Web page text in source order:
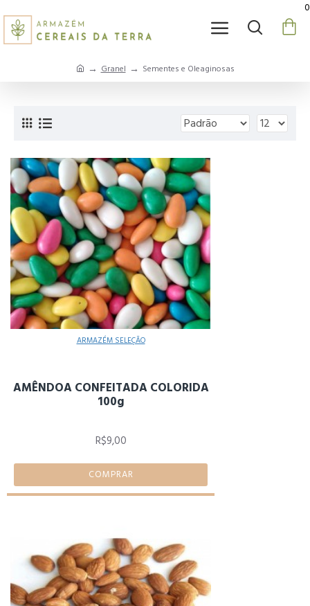
0
Granel Sementes e Oleaginosas
ARMAZÉM SELEÇÃO
AMÊNDOA CONFEITADA COLORIDA
100g
R$9,00
COMPRAR